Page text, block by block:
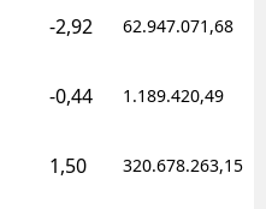
Sinop
Tokat
-2,92 62.947.071,68
-0,44 1.189.420,49
1,50 320.678.263,15